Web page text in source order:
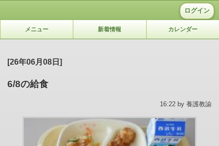
ログイン
メニュー 新着情報 カレンダー
[26年06月08日]
6/8の給食
16:22 by 養護教諭